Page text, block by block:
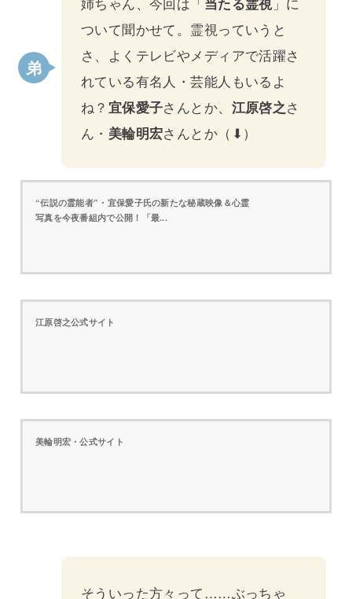
ついて聞かせて。霊視っていうと
さ、よくテレビやメディアで活躍さ
れている有名人・芸能人もいるよ
ね？ 宜保愛子さんとか、 江原啓之さ
ん・ 美輪明宏さんとか（⬇）
“伝説の霊能者”・宜保愛子氏の新たな秘蔵映像＆心霊
写真を今夜番組内で公開！「最...
江原啓之公式サイト
美輪明宏・公式サイト
そういった方々って……ぶっちゃ